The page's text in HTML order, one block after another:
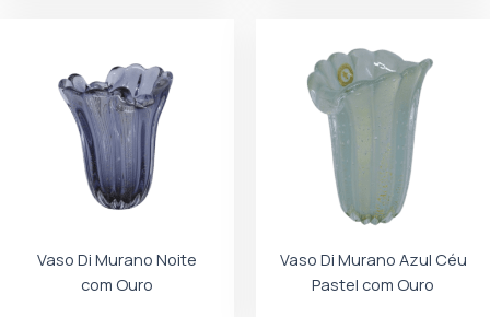
Vaso Di Murano Noite
com Ouro
Vaso Di Murano Azul Céu
Pastel com Ouro